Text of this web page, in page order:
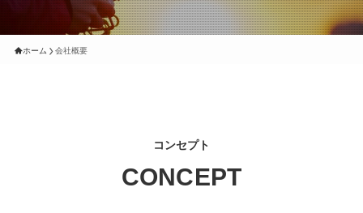
ホーム 会社概要
コンセプト
CONCEPT